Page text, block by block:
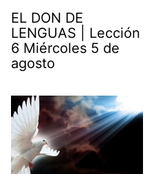
EL DON DE
LENGUAS | Lección
6 Miércoles 5 de
agosto